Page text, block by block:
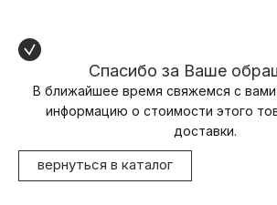
Спасибо за Ваше
В ближайшее время свяжемся с
информацию о стоимости этого
доставки.
вернуться в каталог